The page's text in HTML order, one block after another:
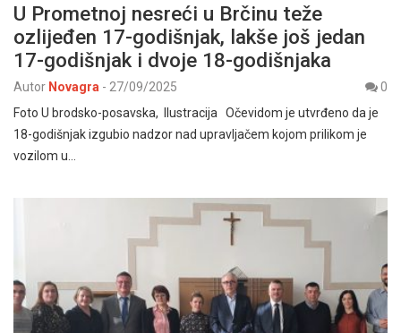
U Prometnoj nesreći u Brčinu teže
ozlijeđen 17-godišnjak, lakše još jedan
17-godišnjak i dvoje 18-godišnjaka
Autor Novagra - 27/09/2025
0
Foto U brodsko-posavska, Ilustracija Očevidom je utvrđeno da je
18-godišnjak izgubio nadzor nad upravljačem kojom prilikom je
vozilom u…